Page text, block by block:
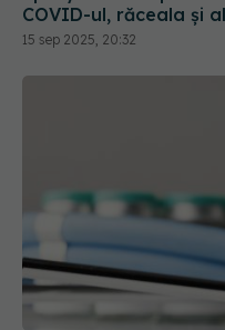
FDA aprobă vaccinul
pentru unii. Cine